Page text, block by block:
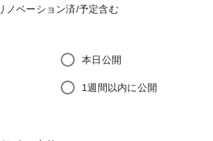
ノベーション済/予定含む
本日公開
1週間以内に公開